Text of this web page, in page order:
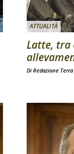
ATTUALITÀ
Latte, tra
Di Redazione